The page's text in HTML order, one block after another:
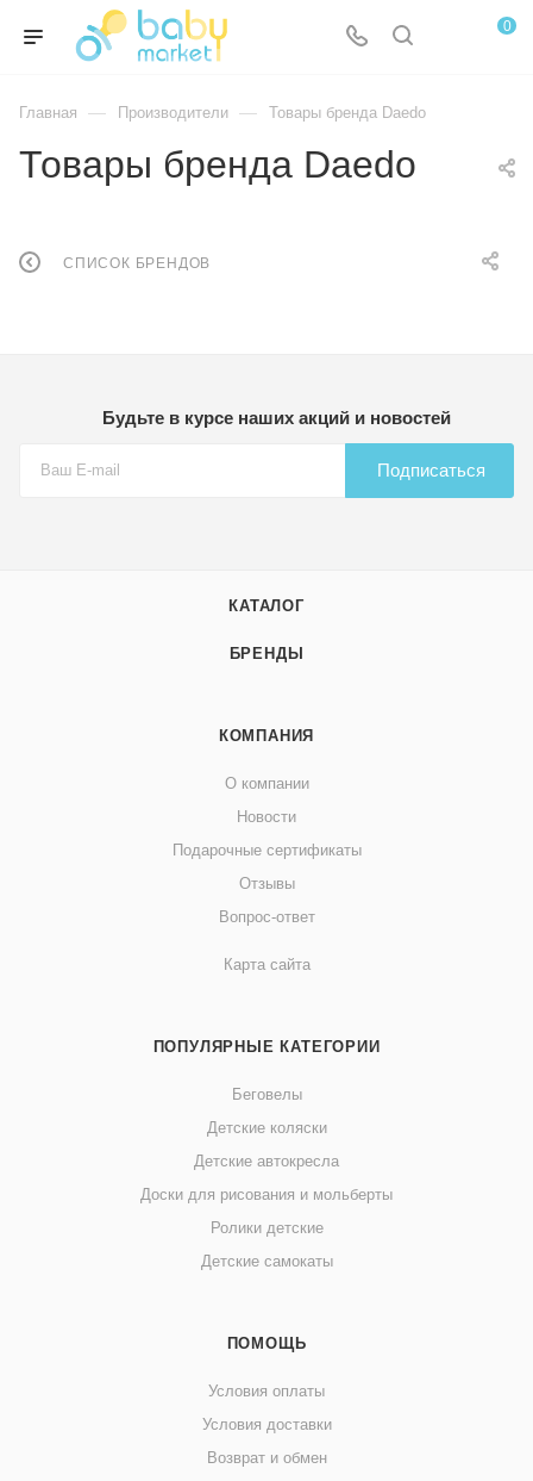
0
Главная — Производители — Товары бренда Daedo
Товары бренда Daedo
СПИСОК БРЕНДОВ
Будьте в курсе наших акций и новостей
Подписаться
КАТАЛОГ
БРЕНДЫ
КОМПАНИЯ
О компании
Новости
Подарочные сертификаты
Отзывы
Вопрос-ответ
Карта сайта
ПОПУЛЯРНЫЕ КАТЕГОРИИ
Беговелы
Детские коляски
Детские автокресла
Доски для рисования и мольберты
Ролики детские
Детские самокаты
ПОМОЩЬ
Условия оплаты
Условия доставки
Возврат и обмен